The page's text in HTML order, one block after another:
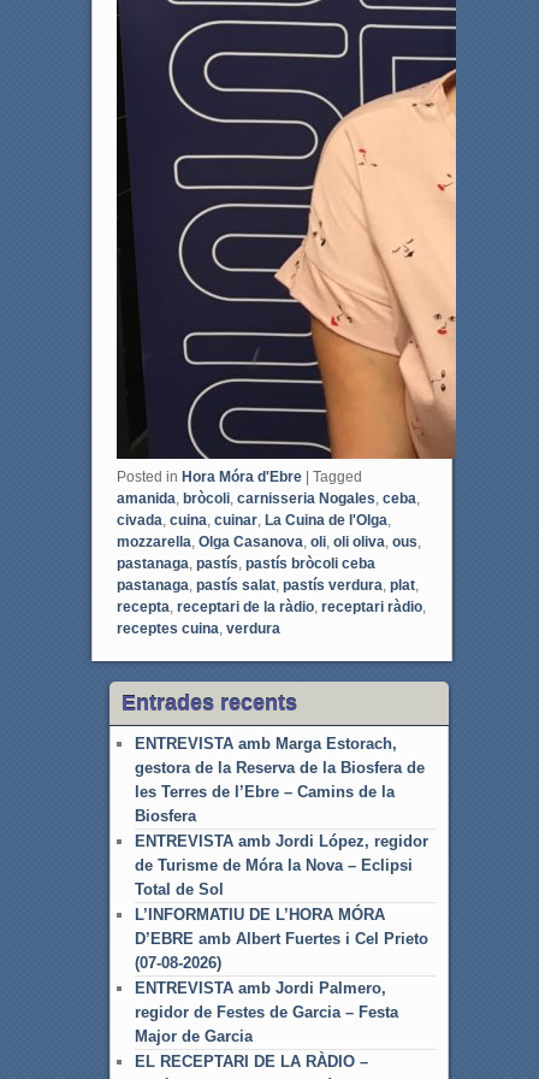
Posted in Hora Móra d'Ebre | Tagged
amanida bròcoli, carnisseria Nogales ceba
civada cuina cuinar, La Cuina de l'Olga
mozzarella Olga Casanova oli, oli oliva ous
pastanaga pastís pastís bròcoli ceba
pastanaga pastís salat, pastís verdura plat,
recepta receptari de la ràdio, receptari ràdio,
receptes cuina verdura
Entrades recents
ENTREVISTA amb Marga Estorach,
gestora de la Reserva de la Biosfera de
les Terres de l’Ebre – Camins de la
Biosfera
ENTREVISTA amb Jordi López, regidor
de Turisme de Móra la Nova – Eclipsi
Total de Sol
L’INFORMATIU DE L’HORA MÓRA
D’EBRE amb Albert Fuertes i Cel Prieto
(07-08-2026)
ENTREVISTA amb Jordi Palmero,
regidor de Festes de Garcia – Festa
Major de Garcia
EL RECEPTARI DE LA RÀDIO –